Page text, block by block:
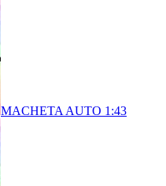
MACHETA AUTO 1:43